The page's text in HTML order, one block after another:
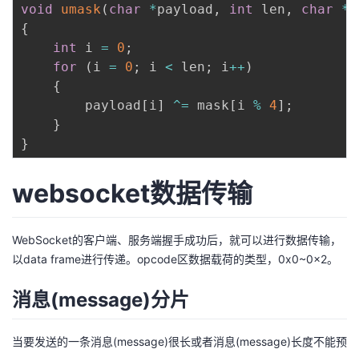
void umask ( char *payload , int len , char *
{
int
i = 0 ;
for
( i = 0 ; i < len ; i ++ )
{
		payload
[ i ] ^= mask [ i % 4] ;
}
}
websocket数据传输
WebSocket的客户端、服务端握手成功后，就可以进行数据传输，
以data frame进行传递。opcode区数据载荷的类型，0x0~0x2。
消息(message)分片
当要发送的一条消息(message)很长或者消息(message)长度不能预